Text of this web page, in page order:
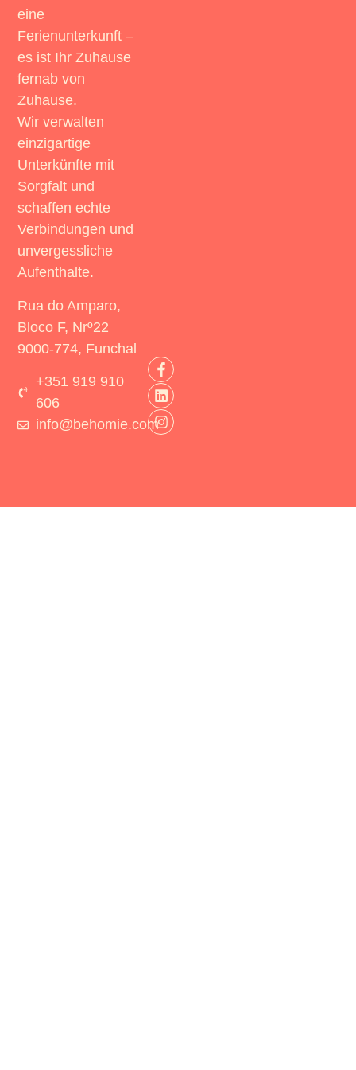
eine
Ferienunterkunft –
es ist Ihr Zuhause
fernab von
Zuhause.
Wir verwalten
einzigartige
Unterkünfte mit
Sorgfalt und
schaffen echte
Verbindungen und
unvergessliche
Aufenthalte.
Rua do Amparo,
Bloco F, Nrº22
9000-774, Funchal
+351 919 910
606
info@behomie.com